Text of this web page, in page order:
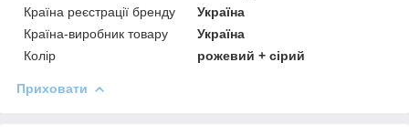
Країна реєстрації бренду
Україна
Країна-виробник товару
Україна
Колір
рожевий + сірий
Приховати